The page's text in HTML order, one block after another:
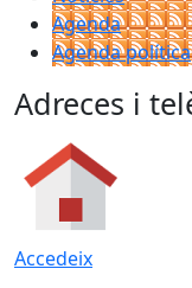
Agenda
Agenda política
Adreces i
Accedeix